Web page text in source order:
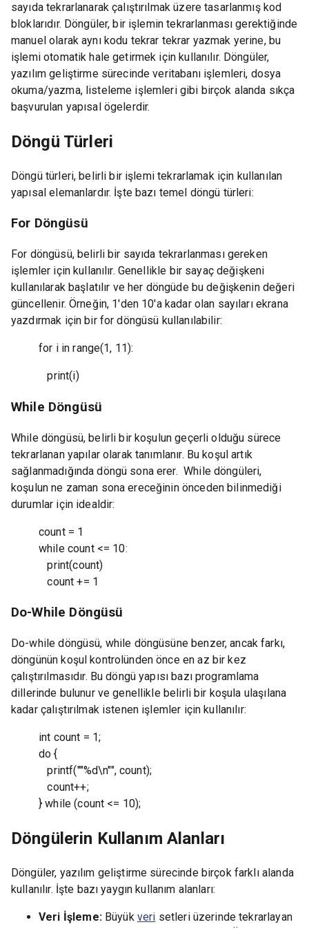
sayıda tekrarlanarak çalıştırılmak üzere tasarlanmış kod
bloklarıdır. Döngüler, bir işlemin tekrarlanması gerektiğinde
manuel olarak aynı kodu tekrar tekrar yazmak yerine, bu
işlemi otomatik hale getirmek için kullanılır. Döngüler,
yazılım geliştirme sürecinde veritabanı işlemleri, dosya
okuma/yazma, listeleme işlemleri gibi birçok alanda sıkça
başvurulan yapısal ögelerdir.
Döngü Türleri
Döngü türleri, belirli bir işlemi tekrarlamak için kullanılan
yapısal elemanlardır. İşte bazı temel döngü türleri:
For Döngüsü
For döngüsü, belirli bir sayıda tekrarlanması gereken
işlemler için kullanılır. Genellikle bir sayaç değişkeni
kullanılarak başlatılır ve her döngüde bu değişkenin değeri
güncellenir. Örneğin, 1'den 10'a kadar olan sayıları ekrana
yazdırmak için bir for döngüsü kullanılabilir:
for i in range(1, 11):
print(i)
While Döngüsü
While döngüsü, belirli bir koşulun geçerli olduğu sürece
tekrarlanan yapılar olarak tanımlanır. Bu koşul artık
sağlanmadığında döngü sona erer. While döngüleri,
koşulun ne zaman sona ereceğinin önceden bilinmediği
durumlar için idealdir:
count = 1
while count <= 10:
print(count)
count += 1
Do-While Döngüsü
Do-while döngüsü, while döngüsüne benzer, ancak farkı,
döngünün koşul kontrolünden önce en az bir kez
çalıştırılmasıdır. Bu döngü yapısı bazı programlama
dillerinde bulunur ve genellikle belirli bir koşula ulaşılana
kadar çalıştırılmak istenen işlemler için kullanılır:
int count = 1;
do {
printf(""%d\n"", count);
count++;
} while (count <= 10);
Döngülerin Kullanım Alanları
Döngüler, yazılım geliştirme sürecinde birçok farklı alanda
kullanılır. İşte bazı yaygın kullanım alanları:
Veri İşleme: Büyük veri setleri üzerinde tekrarlayan